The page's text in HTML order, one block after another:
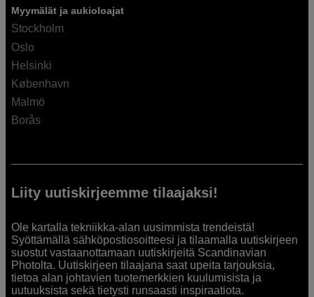
Myymälät ja aukioloajat
Stockholm
Oslo
Helsinki
København
Malmö
Borås
Liity uutiskirjeemme tilaajaksi!
Ole kartalla tekniikka-alan uusimmista trendeistä!
Syöttämällä sähköpostiosoitteesi ja tilaamalla uutiskirjeen
suostut vastaanottamaan uutiskirjeitä Scandinavian
Photolta. Uutiskirjeen tilaajana saat upeita tarjouksia,
tietoa alan johtavien tuotemerkkien kuulumisista ja
uutuuksista sekä tietysti runsaasti inspiraatiota.